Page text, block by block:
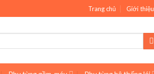
Trang chủ Giới thiệu